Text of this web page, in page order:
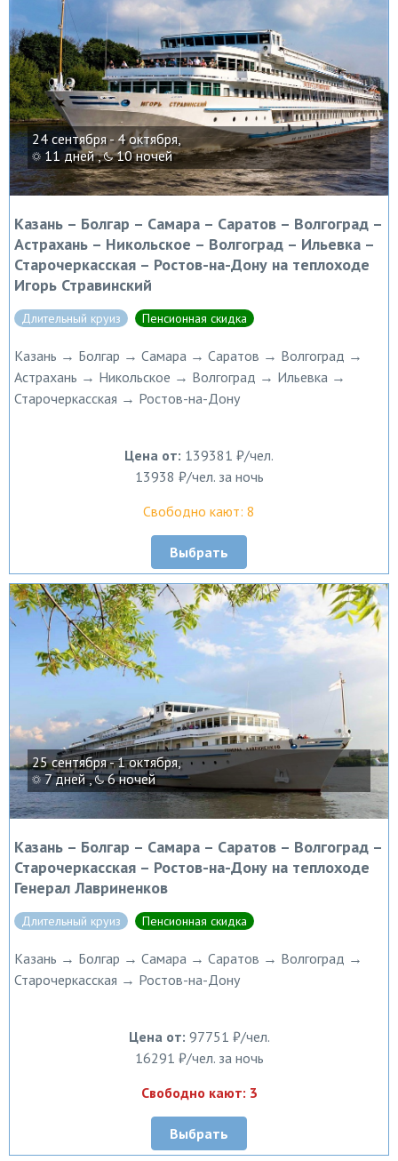
24 сентября - 4 октября,
11 дней , 10 ночей
Казань – Болгар – Самара – Саратов – Волгоград –
Астрахань – Никольское – Волгоград – Ильевка –
Старочеркасская – Ростов-на-Дону на теплоходе
Игорь Стравинский
Длительный круиз Пенсионная скидка
Казань → Болгар → Самара → Саратов → Волгоград →
Астрахань → Никольское → Волгоград → Ильевка →
Старочеркасская → Ростов-на-Дону
Цена от: 139381 ₽/чел.
13938 ₽/чел. за ночь
Свободно кают: 8
Выбрать
25 сентября - 1 октября,
7 дней , 6 ночей
Казань – Болгар – Самара – Саратов – Волгоград –
Старочеркасская – Ростов-на-Дону на теплоходе
Генерал Лавриненков
Длительный круиз Пенсионная скидка
Казань → Болгар → Самара → Саратов → Волгоград →
Старочеркасская → Ростов-на-Дону
Цена от: 97751 ₽/чел.
16291 ₽/чел. за ночь
Свободно кают: 3
Выбрать